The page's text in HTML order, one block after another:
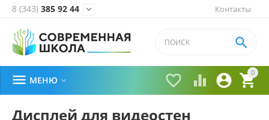
Контакты
8 (343) 385 92 44 
0


 

 МЕНЮ 
Дисплей для видеостен